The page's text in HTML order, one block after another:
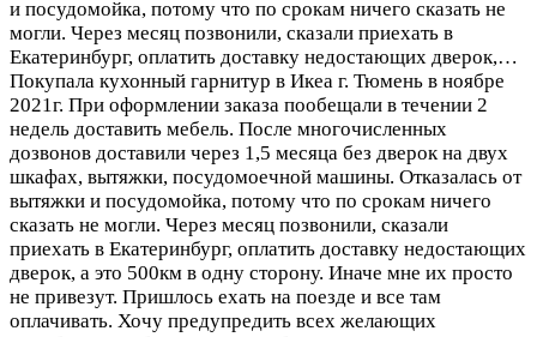
и посудомойка, потому что по срокам ничего сказать не
могли. Через месяц позвонили, сказали приехать в
Екатеринбург, оплатить доставку недостающих дверок,…
Покупала кухонный гарнитур в Икеа г. Тюмень в ноябре
2021г. При оформлении заказа пообещали в течении 2
недель доставить мебель. После многочисленных
дозвонов доставили через 1,5 месяца без дверок на двух
шкафах, вытяжки, посудомоечной машины. Отказалась от
вытяжки и посудомойка, потому что по срокам ничего
сказать не могли. Через месяц позвонили, сказали
приехать в Екатеринбург, оплатить доставку недостающих
дверок, а это 500км в одну сторону. Иначе мне их просто
не привезут. Пришлось ехать на поезде и все там
оплачивать. Хочу предупредить всех желающих